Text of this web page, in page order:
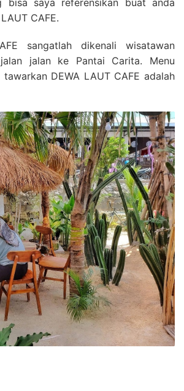
bisa saya referensikan buat anda
CAFE.
sangatlah dikenali wisatawan
jalan ke Pantai Carita. Menu
DEWA LAUT CAFE adalah